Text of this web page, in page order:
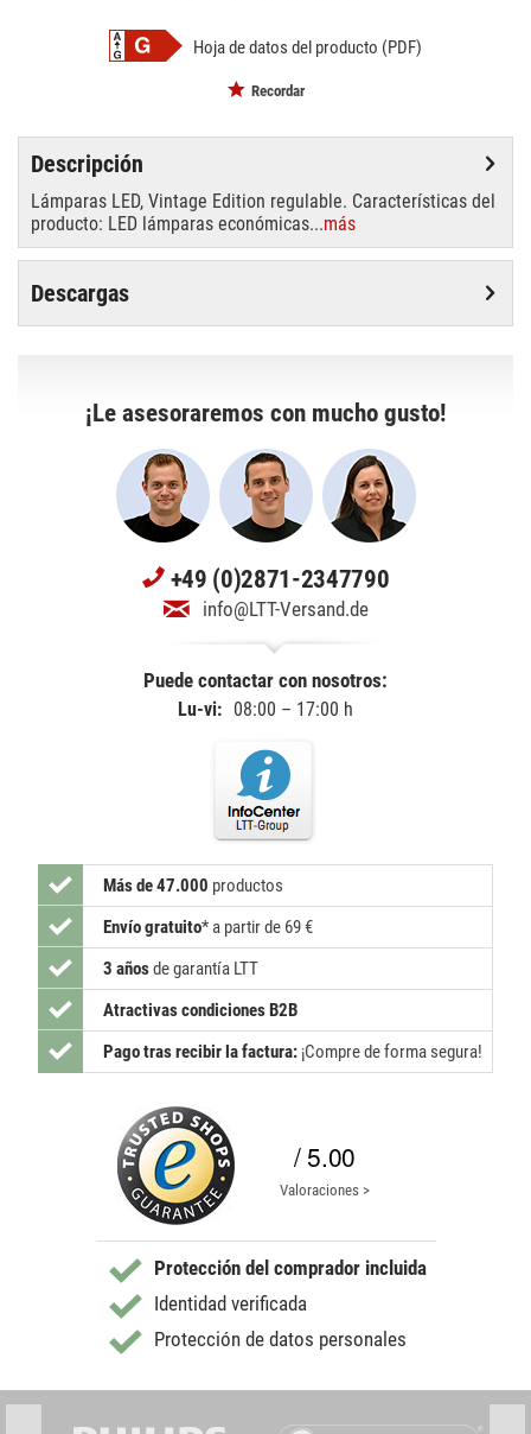
Hoja de datos del producto (PDF)
Recordar
Descripción
Lámparas LED, Vintage Edition regulable. Características del
producto: LED lámparas económicas...más
Descargas
¡Le asesoraremos con mucho gusto!
+49 (0)2871-2347790
info@LTT-Versand.de
Puede contactar con nosotros:
Lu-vi: 08:00 – 17:00 h
Más de 47.000 productos
Envío gratuito* a partir de 69 €
3 añosde garantía LTT
Atractivas condiciones B2B
Pago tras recibir la factura: ¡Compre de forma segura!
/ 5.00
Valoraciones >
Protección del comprador incluida
Identidad verificada
Protección de datos personales